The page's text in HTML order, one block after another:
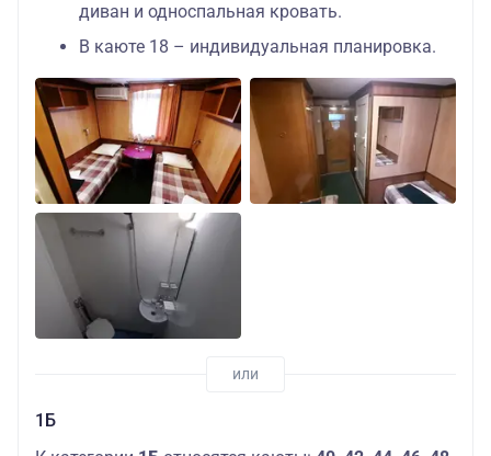
диван и односпальная кровать.
В каюте 18 – индивидуальная планировка.
1Б